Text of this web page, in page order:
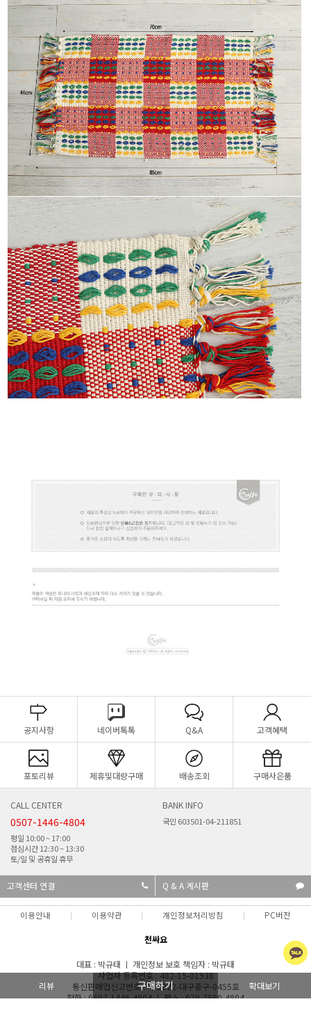
리뷰 구매하기 확대보기
공지사항 네이버톡톡 Q&A 고객혜택
포토리뷰 제휴및대량구매 배송조회 구매사은품
CALL CENTER
0507-1446-4804
평일 10:00 ~ 17:00
점심시간 12:30 ~ 13:30
토/일 및 공휴일 휴무
BANK INFO
국민 603501-04-211851
고객센터 연결 Q & A 게시판
이용안내 이용약관 개인정보처리방침 PC버전
천싸요
대표 : 박규태 ㅣ 개인정보 보호 책임자 : 박규태
사업자 등록번호 : 482-15-01938
통신판매업신고번호 : 제 2022-대구중구-0455호
전화 : 0507-1446-4804 ㅣ 팩스 : 070-7580-4804